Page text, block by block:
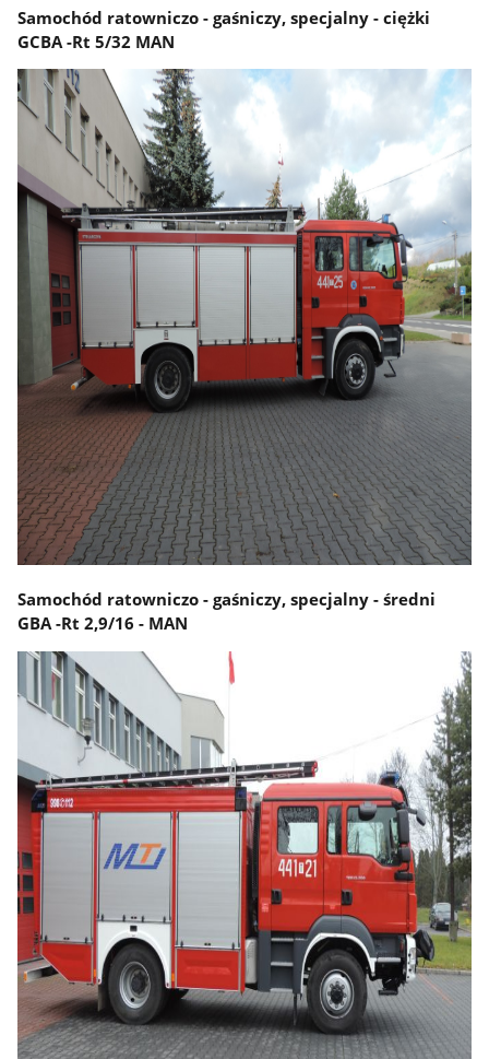
Samochód ratowniczo - gaśniczy, specjalny - ciężki
GCBA -Rt 5/32 MAN
Samochód ratowniczo - gaśniczy, specjalny - średni
GBA -Rt 2,9/16 - MAN